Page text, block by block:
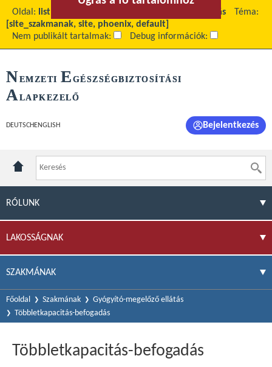
Oldal: list Többletkapacitás-befogadás
Téma:
[site_szakmanak, site, phoenix, default]
Nem publikált tartalmak:
Debug információk:
NEMZETI E GÉSZSÉGBIZTOSÍTÁSI
ALAPKEZELŐ
DEUTSCH ENGLISH Bejelentkezés
RÓLUNK
LAKOSSÁGNAK
SZAKMÁNAK
Főoldal Szakmának
Gyógyító-megelőző ellátás
Többletkapacitás-befogadás
Többletkapacitás-befogadás